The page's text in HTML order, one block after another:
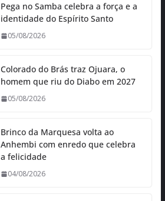
Pega no Samba celebra a força e a
identidade do Espírito Santo
05/08/2026
Colorado do Brás traz Ojuara, o
homem que riu do Diabo em 2027
05/08/2026
Brinco da Marquesa volta ao
Anhembi com enredo que celebra
a felicidade
04/08/2026